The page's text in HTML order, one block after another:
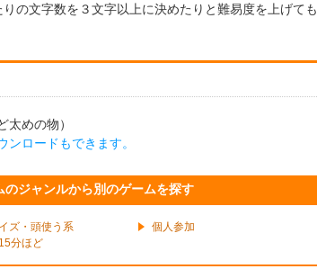
の文字数を３文字以上に決めたりと難易度を上げても
太めの物）
ロードもできます。
のジャンルから別のゲームを探す
ズ・頭使う系
個人参加
分ほど